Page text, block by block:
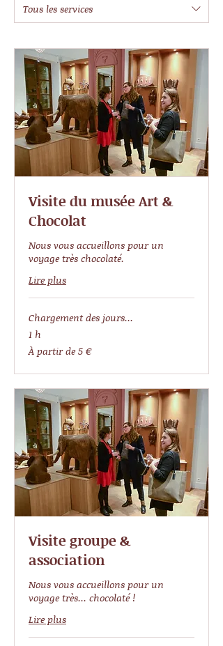
Tous les services
Visite du musée Art &
Chocolat
Nous vous accueillons pour un
voyage très chocolaté.
Lire plus
Chargement des jours...
1 h
À
partir
À partir de 5 €
Visite groupe &
association
Nous vous accueillons pour un
voyage très... chocolaté !
Lire plus